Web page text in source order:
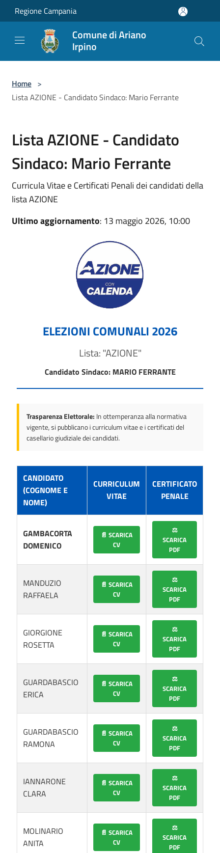
Salta al contenuto principale
Regione Campania
Comune di Ariano
Irpino
Home >
Lista AZIONE - Candidato Sindaco: Mario Ferrante
Lista AZIONE - Candidato
Sindaco: Mario Ferrante
Curricula Vitae e Certificati Penali dei candidati della
lista AZIONE
Ultimo aggiornamento: 13 maggio 2026, 10:00
ELEZIONI COMUNALI 2026
Lista: "AZIONE"
Candidato Sindaco: MARIO FERRANTE
Trasparenza Elettorale: In ottemperanza alla normativa
vigente, si pubblicano i curriculum vitae e i certificati del
casellario giudiziale dei candidati.
CANDIDATO
(COGNOME E
NOME)
CURRICULUM
VITAE
CERTIFICATO
PENALE
GAMBACORTA
DOMENICO
📄 SCARICA
CV
⚖️
SCARICA
PDF
MANDUZIO
RAFFAELA
📄 SCARICA
CV
⚖️
SCARICA
PDF
GIORGIONE
ROSETTA
📄 SCARICA
CV
⚖️
SCARICA
PDF
GUARDABASCIO
ERICA
📄 SCARICA
CV
⚖️
SCARICA
PDF
GUARDABASCIO
RAMONA
📄 SCARICA
CV
⚖️
SCARICA
PDF
IANNARONE
CLARA
📄 SCARICA
CV
⚖️
SCARICA
PDF
MOLINARIO
ANITA
📄 SCARICA
CV
⚖️
SCARICA
PDF